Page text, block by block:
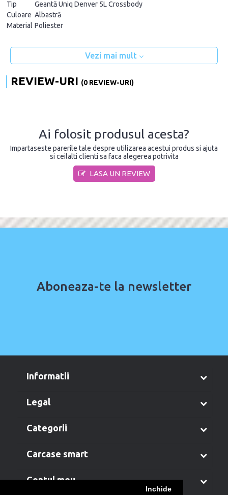
Inchide
Tip
Geantă Uniq Denver 5L Crossbody
Culoare Albastră
Material Poliester
Vezi mai mult
REVIEW-URI (0 REVIEW-URI)
Ai folosit produsul acesta?
Impartaseste parerile tale despre utilizarea acestui produs si ajuta
si ceilalti clienti sa faca alegerea potrivita
LASA UN REVIEW
Aboneaza-te la newsletter
informatii
legal
categorii
carcase smart
contul meu